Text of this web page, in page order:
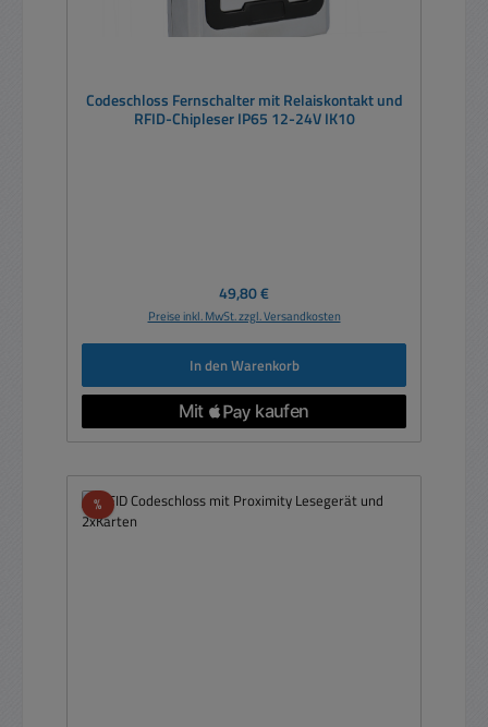
Codeschloss Fernschalter mit Relaiskontakt und
RFID-Chipleser IP65 12-24V IK10
Regulärer Preis:
49,80 €
Preise inkl. MwSt. zzgl. Versandkosten
In den Warenkorb
%Rabatt